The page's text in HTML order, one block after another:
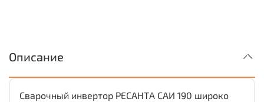
Описание
Сварочный инвертор РЕСАНТА САИ 190 широко